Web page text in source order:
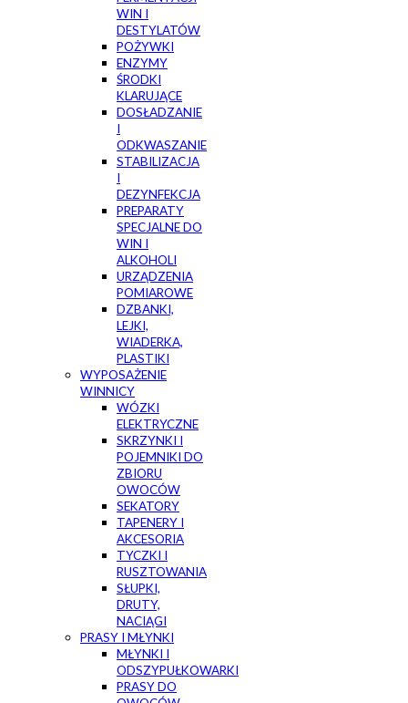
WIN I
DESTYLATÓW
POŻYWKI
ENZYMY
ŚRODKI
KLARUJĄCE
DOSŁADZANIE
I
ODKWASZANIE
STABILIZACJA
I
DEZYNFEKCJA
PREPARATY
SPECJALNE DO
WIN I
ALKOHOLI
URZĄDZENIA
POMIAROWE
DZBANKI,
LEJKI,
WIADERKA,
PLASTIKI
WYPOSAŻENIE
WINNICY
WÓZKI
ELEKTRYCZNE
SKRZYNKI I
POJEMNIKI DO
ZBIORU
OWOCÓW
SEKATORY
TAPENERY I
AKCESORIA
TYCZKI I
RUSZTOWANIA
SŁUPKI,
DRUTY,
NACIĄGI
PRASY I MŁYNKI
MŁYNKI I
ODSZYPUŁKOWARKI
PRASY DO